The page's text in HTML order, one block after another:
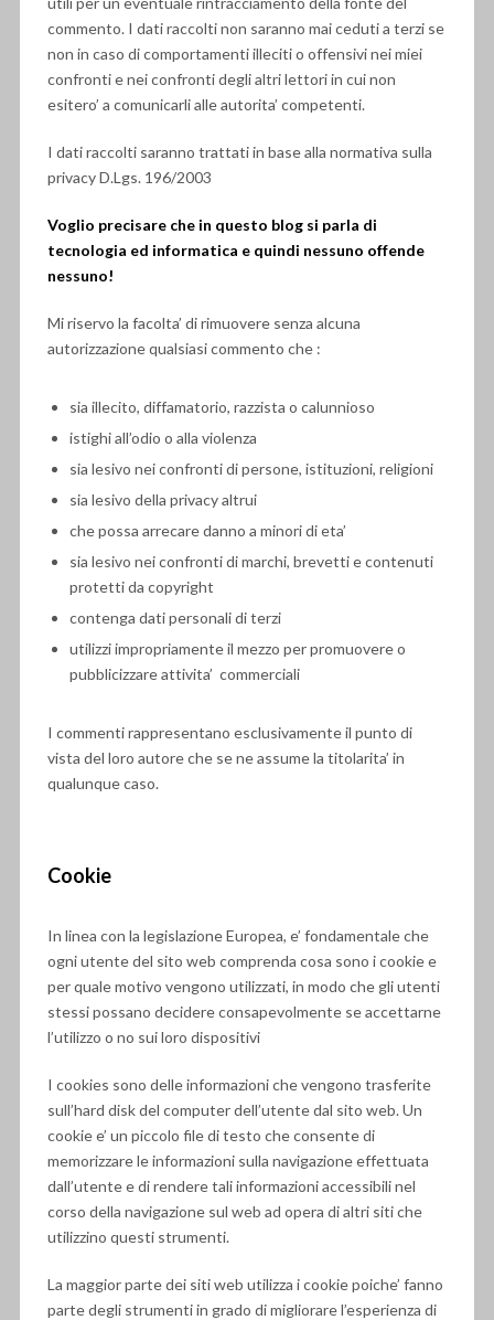
commento. I dati raccolti non saranno mai ceduti a terzi se
non in caso di comportamenti illeciti o offensivi nei miei
confronti e nei confronti degli altri lettori in cui non
esitero’ a comunicarli alle autorita’ competenti.
I dati raccolti saranno trattati in base alla normativa sulla
privacy D.Lgs. 196/2003
Voglio precisare che in questo blog si parla di
tecnologia ed informatica e quindi nessuno offende
nessuno!
Mi riservo la facolta’ di rimuovere senza alcuna
autorizzazione qualsiasi commento che :
sia illecito, diffamatorio, razzista o calunnioso
istighi all’odio o alla violenza
sia lesivo nei confronti di persone, istituzioni, religioni
sia lesivo della privacy altrui
che possa arrecare danno a minori di eta’
sia lesivo nei confronti di marchi, brevetti e contenuti
protetti da copyright
contenga dati personali di terzi
utilizzi impropriamente il mezzo per promuovere o
pubblicizzare attivita’ commerciali
I commenti rappresentano esclusivamente il punto di
vista del loro autore che se ne assume la titolarita’ in
qualunque caso.
Cookie
In linea con la legislazione Europea, e’ fondamentale che
ogni utente del sito web comprenda cosa sono i cookie e
per quale motivo vengono utilizzati, in modo che gli utenti
stessi possano decidere consapevolmente se accettarne
l’utilizzo o no sui loro dispositivi
I cookies sono delle informazioni che vengono trasferite
sull’hard disk del computer dell’utente dal sito web. Un
cookie e’ un piccolo file di testo che consente di
memorizzare le informazioni sulla navigazione effettuata
dall’utente e di rendere tali informazioni accessibili nel
corso della navigazione sul web ad opera di altri siti che
utilizzino questi strumenti.
La maggior parte dei siti web utilizza i cookie poiche’ fanno
parte degli strumenti in grado di migliorare l’esperienza di